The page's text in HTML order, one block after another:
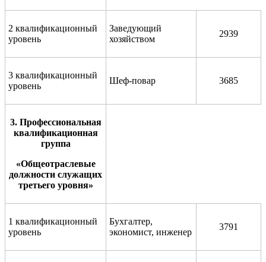
2 квалификационный
уровень
Заведующий
хозяйством
2939
3 квалификационный
уровень
Шеф-повар 3685
3. Профессиональная
квалификационная
группа
«Общеотраслевые
должности служащих
третьего уровня»
1 квалификационный
уровень
Бухгалтер,
экономист, инженер
3791